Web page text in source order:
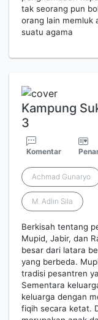
tak seorang pun
orang lain memluk
suatu agama
Kampung
3
Komentar
Achmad Gunaryo
M. Adlin Sila
Berkisah tentang
Mupid, Jabir, dan
besar dari latara
yang berbeda.
tradisi pesantren
Sementara
keluarga dengan
fiqih secara ketat.